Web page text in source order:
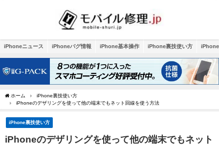
iPhoneニュース iPhoneバグ情報 iPhone基本操作 iPhone裏技使い方
ホーム
iPhone裏技使い方
iPhoneのデザリングを使って他の端末でもネット回線を使う方法
iPhone裏技使い方
iPhoneのデザリングを使って他の端末でもネット